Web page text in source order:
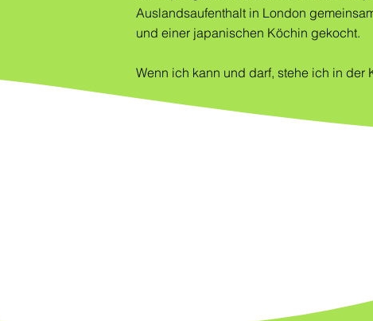
Auslandsaufenthalt in London
und einer japanischen Köchin gekocht.
Wenn ich kann und darf, stehe ich in der